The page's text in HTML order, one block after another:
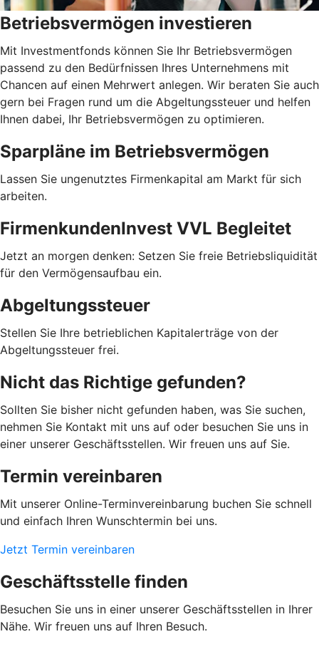
Betriebsvermögen investieren
Mit Investmentfonds können Sie Ihr Betriebsvermögen
passend zu den Bedürfnissen Ihres Unternehmens mit
Chancen auf einen Mehrwert anlegen. Wir beraten Sie auch
gern bei Fragen rund um die Abgeltungssteuer und helfen
Ihnen dabei, Ihr Betriebsvermögen zu optimieren.
Sparpläne im Betriebsvermögen
Lassen Sie ungenutztes Firmenkapital am Markt für sich
arbeiten.
FirmenkundenInvest VVL Begleitet
Jetzt an morgen denken: Setzen Sie freie Betriebsliquidität
für den Vermögensaufbau ein.
Abgeltungssteuer
Stellen Sie Ihre betrieblichen Kapitalerträge von der
Abgeltungssteuer frei.
Nicht das Richtige gefunden?
Sollten Sie bisher nicht gefunden haben, was Sie suchen,
nehmen Sie Kontakt mit uns auf oder besuchen Sie uns in
einer unserer Geschäftsstellen. Wir freuen uns auf Sie.
Termin vereinbaren
Mit unserer Online-Terminvereinbarung buchen Sie schnell
und einfach Ihren Wunschtermin bei uns.
Jetzt Termin vereinbaren
Geschäftsstelle finden
Besuchen Sie uns in einer unserer Geschäftsstellen in Ihrer
Nähe. Wir freuen uns auf Ihren Besuch.